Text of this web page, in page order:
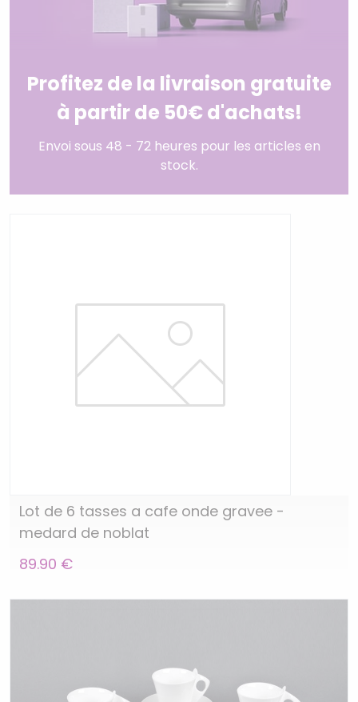
Profitez de la livraison gratuite
à partir de 50€ d'achats!
Envoi sous 48 - 72 heures pour les articles en
stock.
Lot de 6 tasses a cafe onde gravee -
medard de noblat
89.90 €